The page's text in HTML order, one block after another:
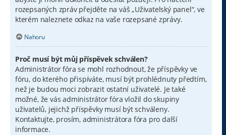
rozepsaných zpráv přejděte na váš „Uživatelský panel“, ve
kterém naleznete odkaz na vaše rozepsané zprávy.
Nahoru
Proč musí být můj příspěvek schválen?
Administrátor fóra se mohl rozhodnout, že příspěvky ve
fóru, do kterého přispíváte, musí být prohlédnuty předtím,
než je budou moci zobrazit ostatní uživatelé. Je také
možné, že vás administrátor fóra vložil do skupiny
uživatelů, jejichž příspěvky musí být schváleny.
Kontaktujte, prosím, administrátora fóra pro další
informace.